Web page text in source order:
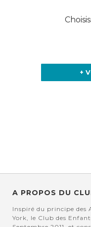
+
A PROPOS DU
Inspiré du principe des
York, le Club des